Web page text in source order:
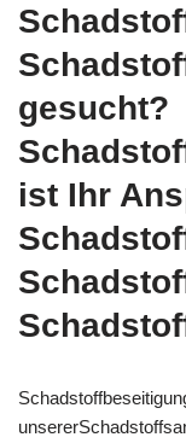
gesucht?
ist Ihr